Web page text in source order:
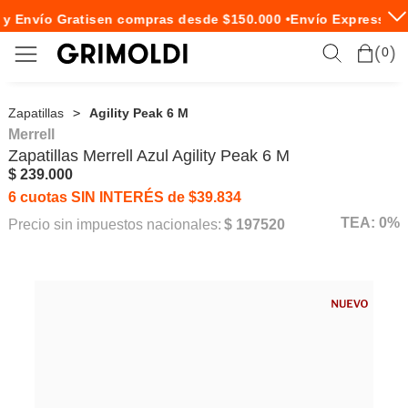
Envío Gratisen compras desde $150.000 • Envío Express en
0
Zapatillas Agility Peak 6 M
Merrell
Zapatillas Merrell Azul Agility Peak 6 M
$ 239.000
6 cuotas SIN INTERÉS de $39.834
Precio sin impuestos nacionales: $ 197520 TEA: 0%